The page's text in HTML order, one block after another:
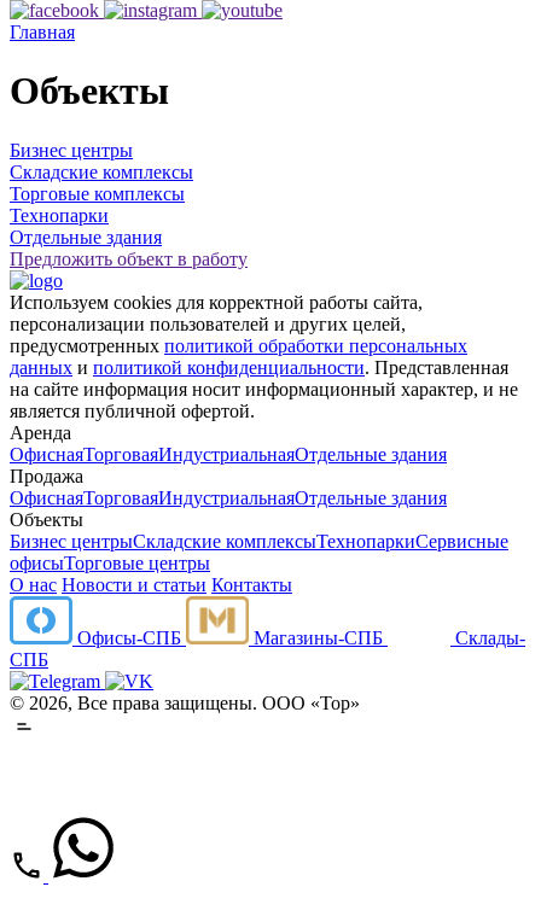
Главная
Объекты
Бизнес центры
Складские комплексы
Торговые комплексы
Технопарки
Отдельные здания
Предложить объект в работу
Используем cookies для корректной работы сайта,
персонализации пользователей и других целей,
предусмотренных политикой обработки персональных
данных и политикой конфиденциальности. Представленная
на сайте информация носит информационный характер, и не
является публичной офертой.
Аренда
ОфиснаяТорговаяИндустриальнаяОтдельные здания
Продажа
ОфиснаяТорговаяИндустриальнаяОтдельные здания
Объекты
Бизнес центрыСкладские комплексыТехнопаркиСервисные
офисыТорговые центры
О нас Новости и статьи Контакты
Офисы-СПБ Магазины-СПБ
Склады-
СПБ
© 2026, Все права защищены. ООО «Тор»